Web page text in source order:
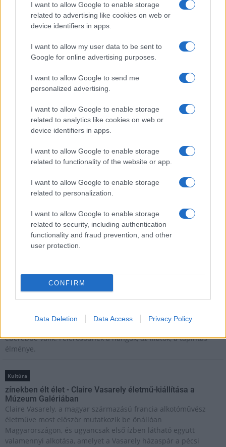
I want to allow Google to enable storage
related to advertising like cookies on web or
device identifiers in apps.
I want to allow my user data to be sent to
Google for online advertising purposes.
I want to allow Google to send me
personalized advertising.
I want to allow Google to enable storage
related to analytics like cookies on web or
device identifiers in apps.
I want to allow Google to enable storage
related to functionality of the website or app.
I want to allow Google to enable storage
related to personalization.
I want to allow Google to enable storage
related to security, including authentication
functionality and fraud prevention, and other
user protection.
CONFIRM
Data Deletion Data Access Privacy Policy
HÍRLEVÉL
E-mail cím
Feliratkozom a hírlevélre és elfogadom az
adatvédelmi
szabályzatot!
FELIRATKOZÁS
Beindult az őszibarackszezon, szeptemberig élvezhetjük
A világon évente mintegy 25 millió tonna őszibarack terem, Kína
megtapasztald a természet egy másik arcát. Ahogy sötétedik, a
éberebbé válik. Felerősödnek a hangok, az illatok, a tapintás
élménye.
Kultúra
zínekben élt élet - Claire Vasarely életmű-kiállítása a
Múzeum Galériában
Claire Vasarely, a magyar származású francia alkotóművész
életműve most először mutatkozik be önállóan
Magyarországon, és ugyancsak első ízben látható együtt
valamennyi alkotása, amelyet a Vasarely házaspár a pécsi